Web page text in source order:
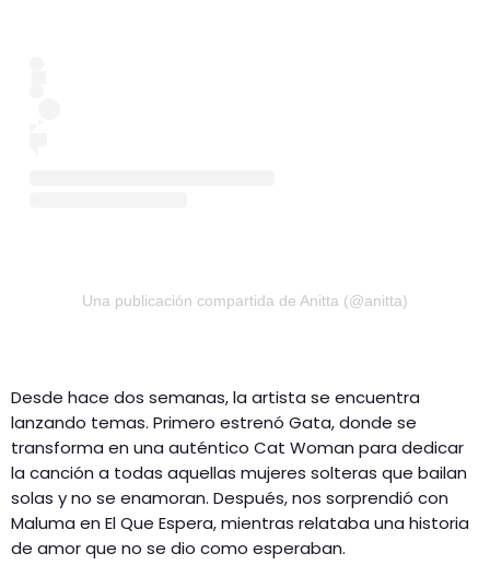
Una publicación compartida de Anitta (@anitta)
Desde hace dos semanas, la artista se encuentra
lanzando temas. Primero estrenó Gata, donde se
transforma en una auténtico Cat Woman para dedicar
la canción a todas aquellas mujeres solteras que bailan
solas y no se enamoran. Después, nos sorprendió con
Maluma en El Que Espera, mientras relataba una historia
de amor que no se dio como esperaban.